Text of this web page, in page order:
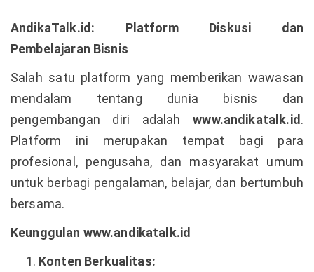
AndikaTalk.id: Platform Diskusi dan
Pembelajaran Bisnis
Salah satu platform yang memberikan wawasan
mendalam tentang dunia bisnis dan
pengembangan diri adalahwww.andikatalk.id .
Platform ini merupakan tempat bagi para
profesional, pengusaha, dan masyarakat umum
untuk berbagi pengalaman, belajar, dan bertumbuh
bersama.
Keunggulan www.andikatalk.id
Konten Berkualitas: